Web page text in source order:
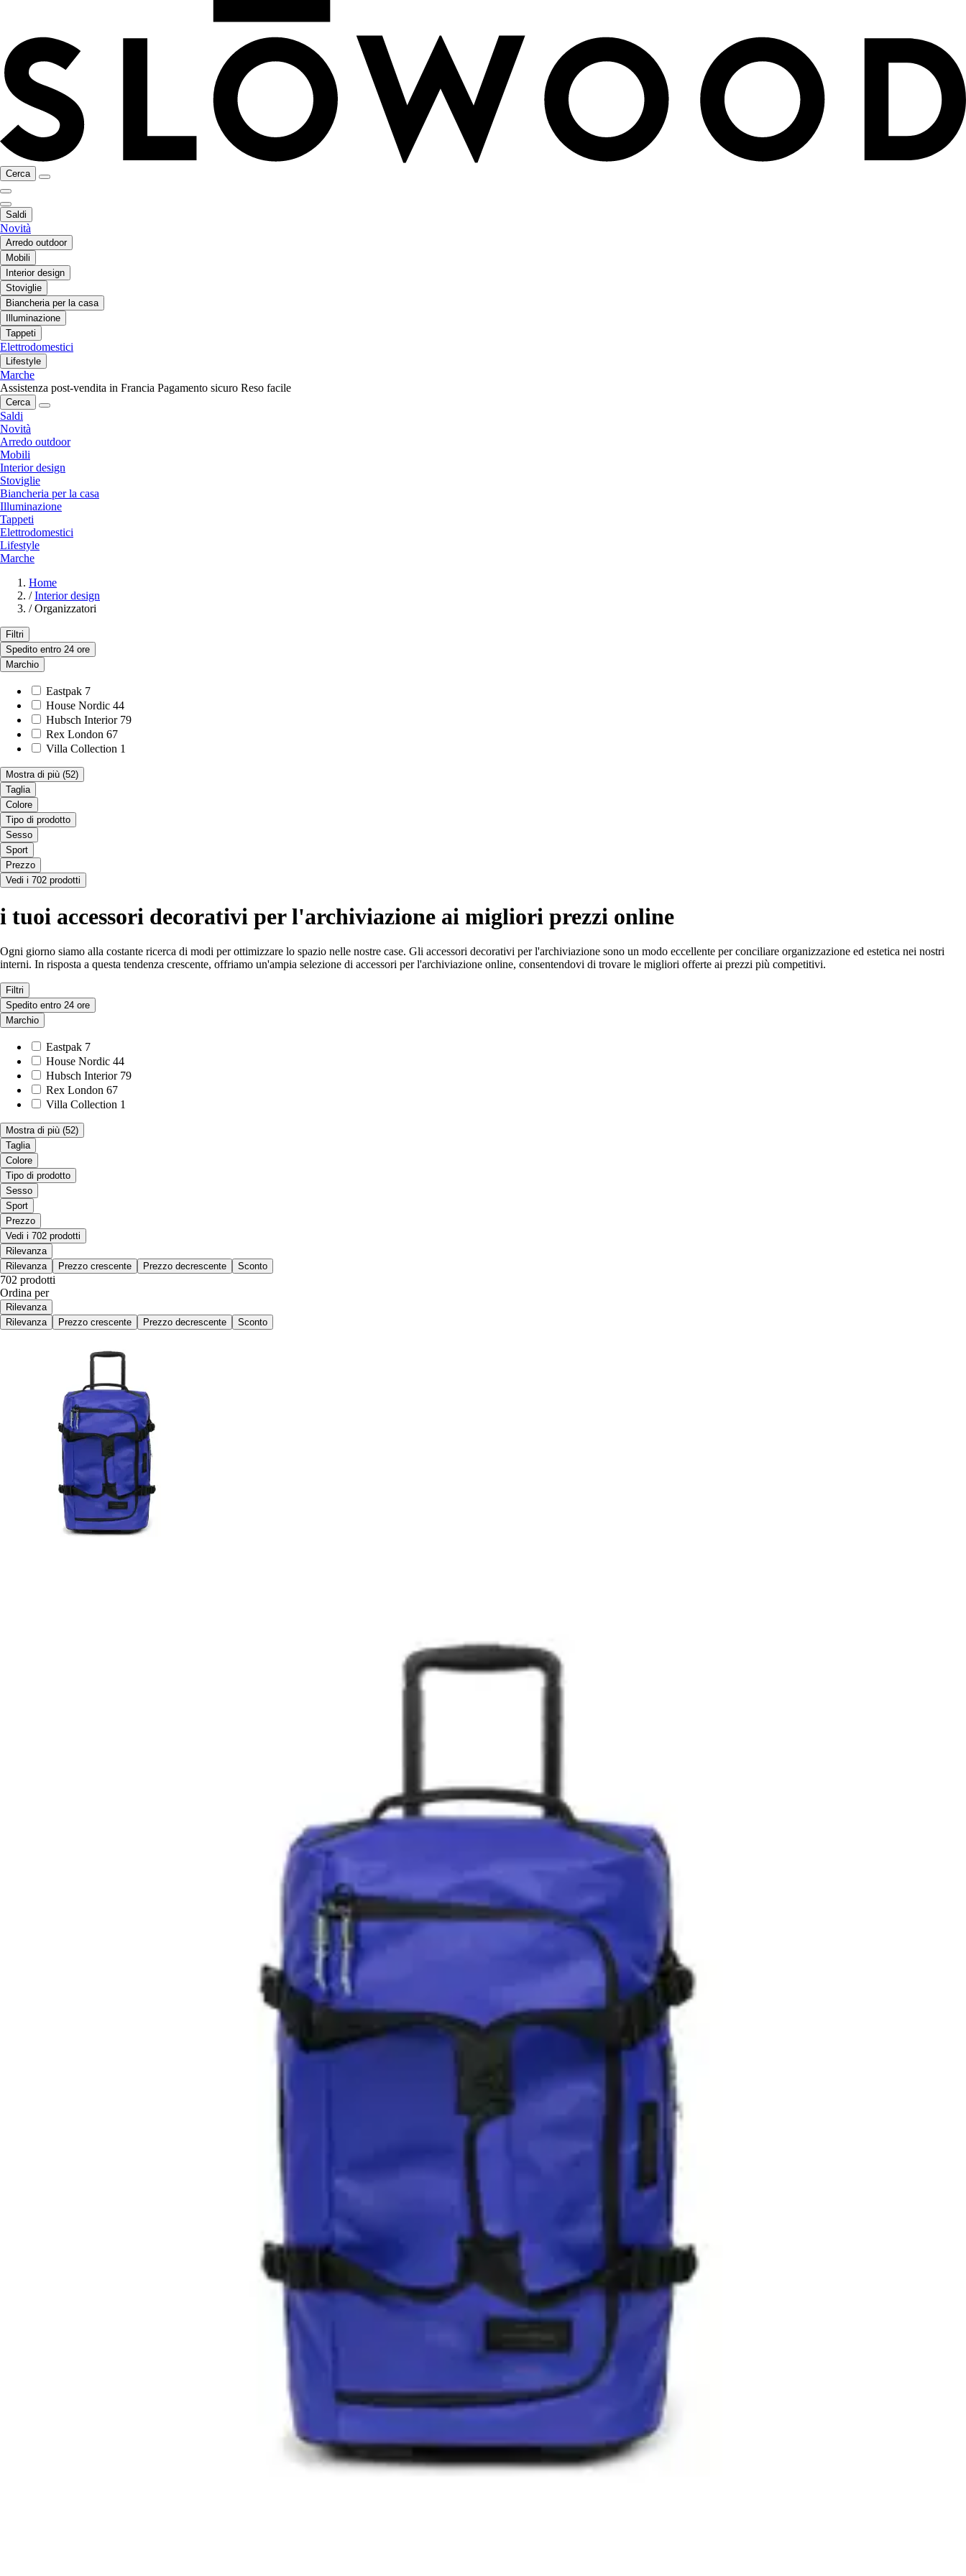
Cerca
Saldi
Novità
Arredo outdoor
Mobili
Interior design
Stoviglie
Biancheria per la casa
Illuminazione
Tappeti
Elettrodomestici
Lifestyle
Marche
Assistenza post-vendita in Francia Pagamento sicuro Reso facile
Cerca
Saldi
Novità
Arredo outdoor
Mobili
Interior design
Stoviglie
Biancheria per la casa
Illuminazione
Tappeti
Elettrodomestici
Lifestyle
Marche
Home
/ Interior design
/ Organizzatori
Filtri
Spedito entro 24 ore
Marchio
Eastpak 7
House Nordic 44
Hubsch Interior 79
Rex London 67
Villa Collection 1
Mostra di più (52)
Taglia
Colore
Tipo di prodotto
Sesso
Sport
Prezzo
Vedi i 702 prodotti
i tuoi accessori decorativi per l'archiviazione ai migliori prezzi online
Ogni giorno siamo alla costante ricerca di modi per ottimizzare lo spazio nelle nostre case. Gli accessori decorativi per l'archiviazione sono un modo eccellente per conciliare organizzazione ed estetica nei nostri
interni. In risposta a questa tendenza crescente, offriamo un'ampia selezione di accessori per l'archiviazione online, consentendovi di trovare le migliori offerte ai prezzi più competitivi.
Filtri
Spedito entro 24 ore
Marchio
Eastpak 7
House Nordic 44
Hubsch Interior 79
Rex London 67
Villa Collection 1
Mostra di più (52)
Taglia
Colore
Tipo di prodotto
Sesso
Sport
Prezzo
Vedi i 702 prodotti
Rilevanza
Rilevanza
Prezzo crescente Prezzo decrescente Sconto
702 prodotti
Ordina per
Rilevanza
Rilevanza
Prezzo crescente Prezzo decrescente Sconto